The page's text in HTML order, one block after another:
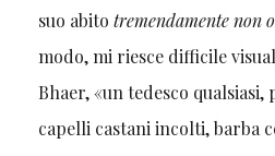
suo abito tremendamente non
modo, mi riesce difficile
Bhaer, «un tedesco
capelli castani incolti, barba